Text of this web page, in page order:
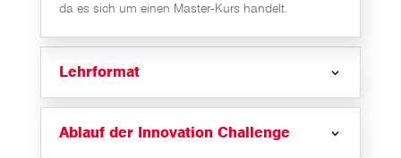
da es sich um einen Master-Kurs handelt.
Lehrformat
Ablauf der Innovation Challenge